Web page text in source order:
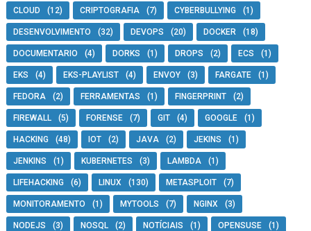
CLOUD (12) CRIPTOGRAFIA (7) CYBERBULLYING (1)
DESENVOLVIMENTO (32) DEVOPS (20) DOCKER (18)
DOCUMENTARIO (4) DORKS (1) DROPS (2) ECS (1)
EKS (4) EKS-PLAYLIST (4) ENVOY (3) FARGATE (1)
FEDORA (2) FERRAMENTAS (1) FINGERPRINT (2)
FIREWALL (5) FORENSE (7) GIT (4) GOOGLE (1)
HACKING (48) IOT (2) JAVA (2) JEKINS (1)
JENKINS (1) KUBERNETES (3) LAMBDA (1)
LIFEHACKING (6) LINUX (130) METASPLOIT (7)
MONITORAMENTO (1) MYTOOLS (7) NGINX (3)
NODEJS (3) NOSQL (2) NOTÍCIAIS (1) OPENSUSE (1)